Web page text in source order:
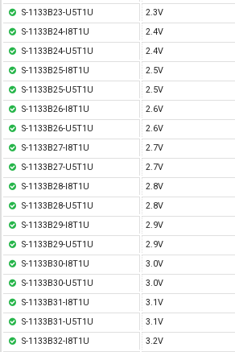
S-1133B23-U5T1U
2.3V
S-1133B24-I8T1U
2.4V
S-1133B24-U5T1U
2.4V
S-1133B25-I8T1U
2.5V
S-1133B25-U5T1U
2.5V
S-1133B26-I8T1U
2.6V
S-1133B26-U5T1U
2.6V
S-1133B27-I8T1U
2.7V
S-1133B27-U5T1U
2.7V
S-1133B28-I8T1U
2.8V
S-1133B28-U5T1U
2.8V
S-1133B29-I8T1U
2.9V
S-1133B29-U5T1U
2.9V
S-1133B30-I8T1U
3.0V
S-1133B30-U5T1U
3.0V
S-1133B31-I8T1U
3.1V
S-1133B31-U5T1U
3.1V
S-1133B32-I8T1U
3.2V